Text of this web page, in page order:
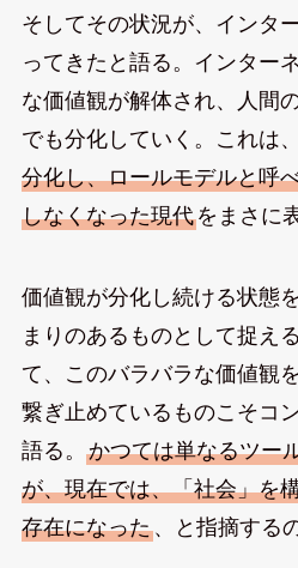
そしてその状況が、インタ
ってきたと語る。インター
な価値観が解体され、人間
でも分化していく。これは、
分化し、ロールモデルと呼
しなくなった現代をまさに
価値観が分化し続ける状態
まりのあるものとして捉え
て、このバラバラな価値観
繋ぎ止めているものこそコ
語る。 かつては単なるツー
が、現在では、「社会」を
存在になった、と指摘する